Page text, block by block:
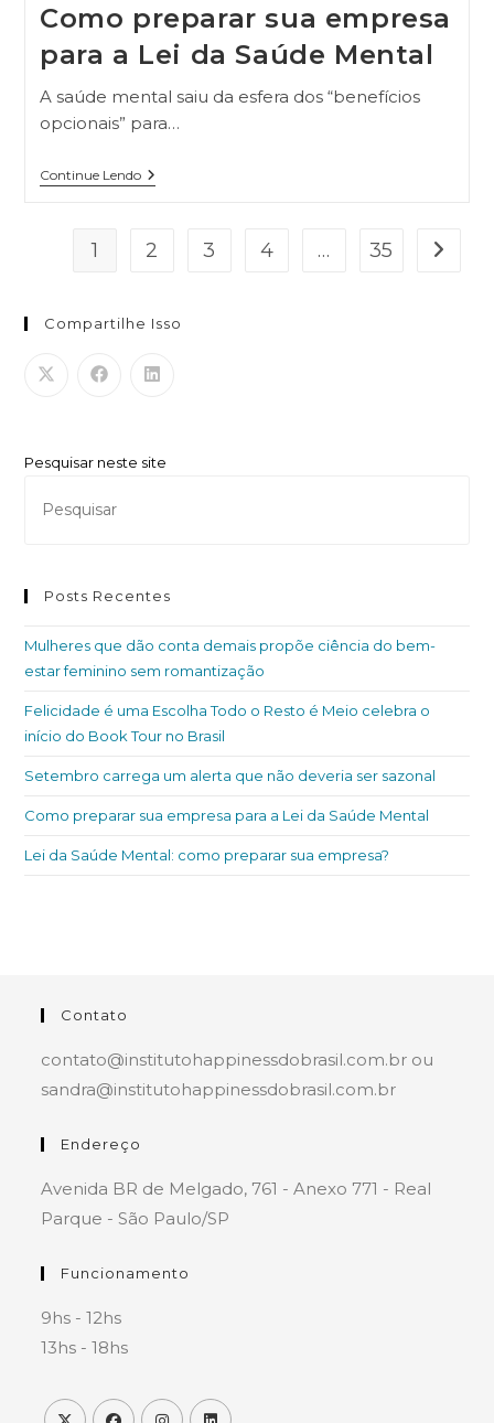
Como preparar sua empresa
para a Lei da Saúde Mental
A saúde mental saiu da esfera dos “benefícios
opcionais” para…
Continue Lendo
1 2 3 4 … 35
Compartilhe Isso
Pesquisar neste site
Posts Recentes
Mulheres que dão conta demais propõe ciência do bem-
estar feminino sem romantização
Felicidade é uma Escolha Todo o Resto é Meio celebra o
início do Book Tour no Brasil
Setembro carrega um alerta que não deveria ser sazonal
Como preparar sua empresa para a Lei da Saúde Mental
Lei da Saúde Mental: como preparar sua empresa?
Contato
contato@institutohappinessdobrasil.com.br ou
sandra@institutohappinessdobrasil.com.br
Endereço
Avenida BR de Melgado, 761 - Anexo 771 - Real
Parque - São Paulo/SP
Funcionamento
9hs - 12hs
13hs - 18hs